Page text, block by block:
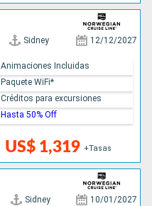
Sidney 12/12/2027
US$ 1,319 +Tasas
Animaciones Incluidas
Paquete WiFi*
Créditos para excursiones
Hasta 50% Off
Sidney 10/01/2027